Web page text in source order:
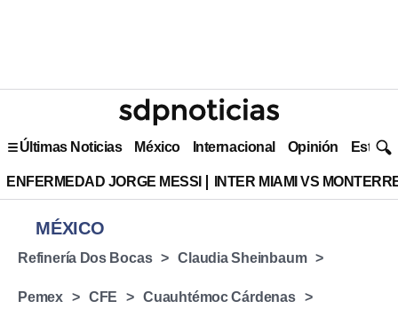
Últimas Noticias México Internacional Opinión Estilo
ENFERMEDAD JORGE MESSI INTER MIAMI VS
MÉXICO
Refinería Dos Bocas Claudia Sheinbaum
Pemex CFE Cuauhtémoc Cárdenas